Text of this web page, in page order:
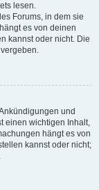
lesen.
Forums, in dem sie
es von deinen
kannst oder nicht. Die
und
einen wichtigen Inhalt,
hängt es von
kannst oder nicht;